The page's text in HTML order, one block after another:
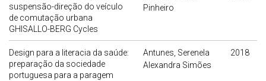
suspensão-direção do veículo
de comutação urbana
GHISALLO-BERG Cycles
Pinheiro
Design para a literacia da saúde:
preparação da sociedade
portuguesa para a paragem
Antunes, Serenela
Alexandra Simões
2018